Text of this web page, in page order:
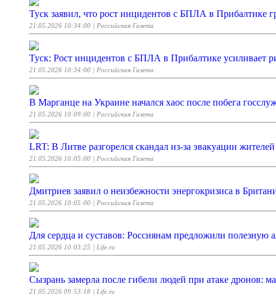
Туск заявил, что рост инцидентов с БПЛА в Прибалтике
21.05.2026 10:34:00 | Российская Газета
Туск: Рост инцидентов с БПЛА в Прибалтике усиливает
21.05.2026 10:34:00 | Российская Газета
В Марганце на Украине начался хаос после побега
21.05.2026 10:09:00 | Российская Газета
LRT: В Литве разгорелся скандал из-за эвакуации
21.05.2026 10:05:00 | Российская Газета
Дмитриев заявил о неизбежности энергокризиса в
21.05.2026 10:05:00 | Российская Газета
Для сердца и суставов: Россиянам предложили полезную
21.05.2026 10:03:25 | Life.ru
Сызрань замерла после гибели людей при атаке дронов:
21.05.2026 09:53:18 | Life.ru